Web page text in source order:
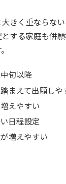
きく重ならな
する家庭も併
旬以降
まえて出願しや
えやすい
日程設定
増えやすい